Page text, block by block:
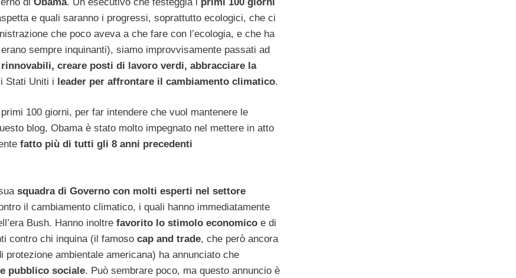
e quali saranno i progressi, soprattutto ecologici, che ci
che poco aveva a che fare con l’ecologia, e che ha
sempre inquinanti), siamo improvvisamente passati ad
creare posti di lavoro verdi, abbracciare la
Stati Uniti i leader per affrontare il cambiamento climatico.
100 giorni, per far intendere che vuol mantenere le
blog, Obama è stato molto impegnato nel mettere in atto
fatto più di tutti gli 8 anni precedenti
squadra di Governo con molti esperti nel settore
il cambiamento climatico, i quali hanno immediatamente
Bush. Hanno inoltre favorito lo stimolo economico e di
contro chi inquina (il famoso cap and trade, che però ancora
protezione ambientale americana) ha annunciato che
pubblico sociale. Può sembrare poco, ma questo annuncio è